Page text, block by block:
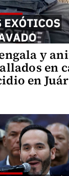
y
en
en